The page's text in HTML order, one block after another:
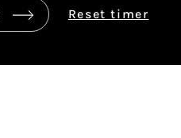
Reset timer